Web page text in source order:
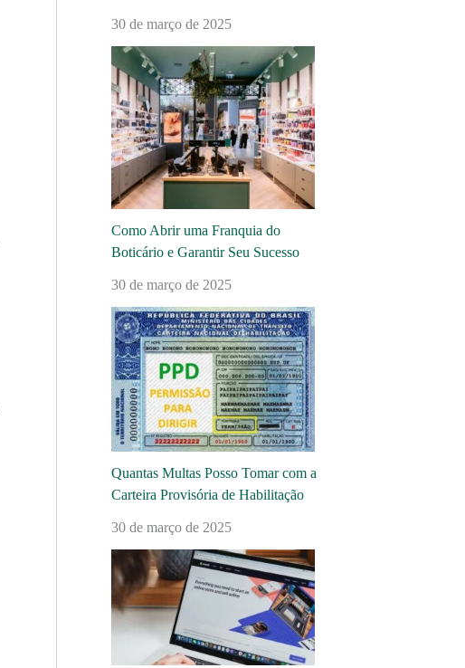
30 de março de 2025
Como Abrir uma Franquia do
Boticário e Garantir Seu Sucesso
30 de março de 2025
Quantas Multas Posso Tomar com a
Carteira Provisória de Habilitação
30 de março de 2025